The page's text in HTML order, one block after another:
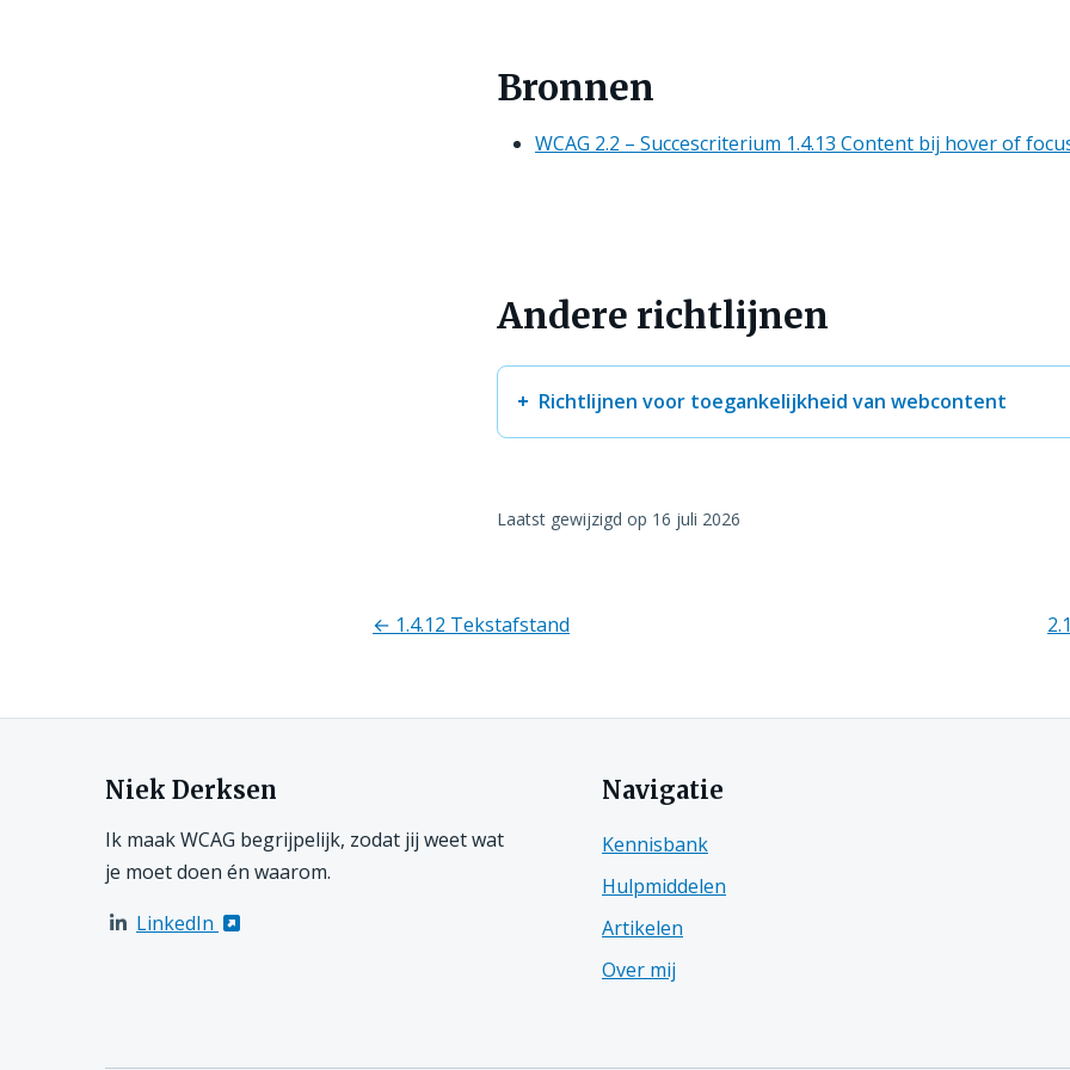
Bronnen
WCAG 2.2 – Succescriterium 1.4.13 Content bij hover of
Andere richtlijnen
Richtlijnen voor toegankelijkheid van webcontent
Laatst gewijzigd op 16 juli 2026
← 1.4.12 Tekstafstand
Niek Derksen
Ik maak WCAG begrijpelijk, zodat jij weet wat
je moet doen én waarom.
LinkedIn
Navigatie
Kennisbank
Hulpmiddelen
Artikelen
Over mij